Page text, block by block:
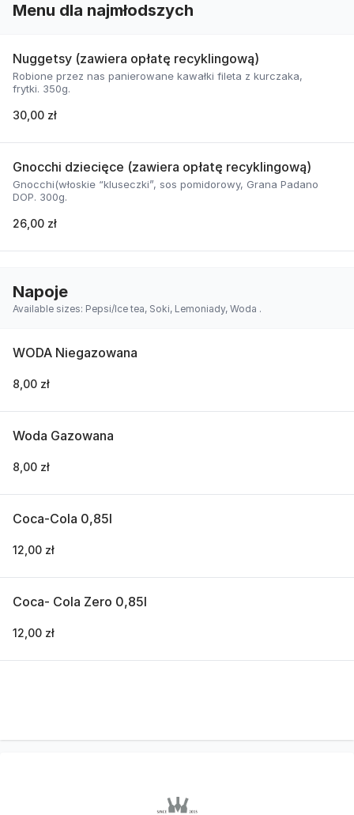
Menu dla najmłodszych
Nuggetsy (zawiera opłatę recyklingową)
Robione przez nas panierowane kawałki fileta z kurczaka,
frytki. 350g.
30,00 zł
Gnocchi dziecięce (zawiera opłatę recyklingową)
Gnocchi(włoskie “kluseczki”, sos pomidorowy, Grana Padano
DOP. 300g.
26,00 zł
Napoje
Available sizes: Pepsi/Ice tea, Soki, Lemoniady, Woda .
WODA Niegazowana
8,00 zł
Woda Gazowana
8,00 zł
Coca-Cola 0,85l
12,00 zł
Coca- Cola Zero 0,85l
12,00 zł